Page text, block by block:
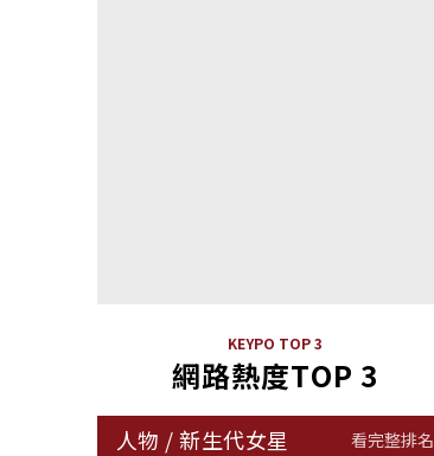
KEYPO TOP 3
網路熱度TOP 3
人物 /新生代女星 看完整排名